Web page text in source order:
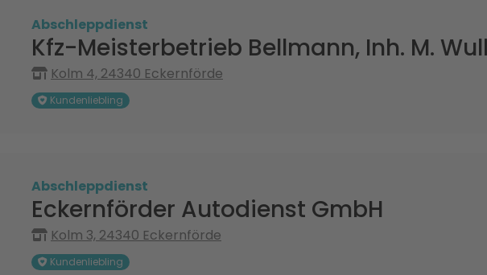
Abschleppdienst
Kfz-Meisterbetrieb Bellmann, Inh. M.
Kolm 4, 24340 Eckernförde
Kundenliebling
Abschleppdienst
Eckernförder Autodienst GmbH
Kolm 3, 24340 Eckernförde
Kundenliebling